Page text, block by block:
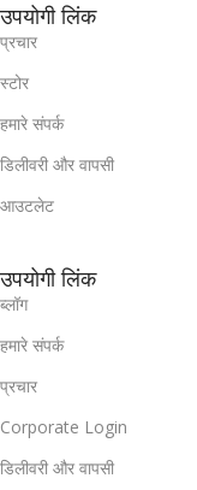
उपयोगी लिंक
प्रचार
स्टोर
हमारे संपर्क
डिलीवरी और वापसी
आउटलेट
उपयोगी लिंक
ब्लॉग
हमारे संपर्क
प्रचार
Corporate Login
डिलीवरी और वापसी